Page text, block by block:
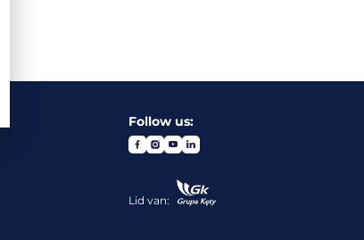
Follow us:
Lid van: